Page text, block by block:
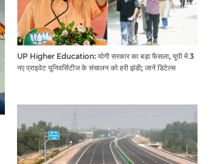
UP Higher Education: योगी सरकार का बड़ा फैसला, यूपी में 3
नए प्राइवेट यूनिवर्सिटीज के संचालन को हरी झंडी; जानें डिटेल्स